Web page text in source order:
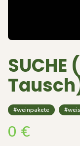
#weinpakete
0 €